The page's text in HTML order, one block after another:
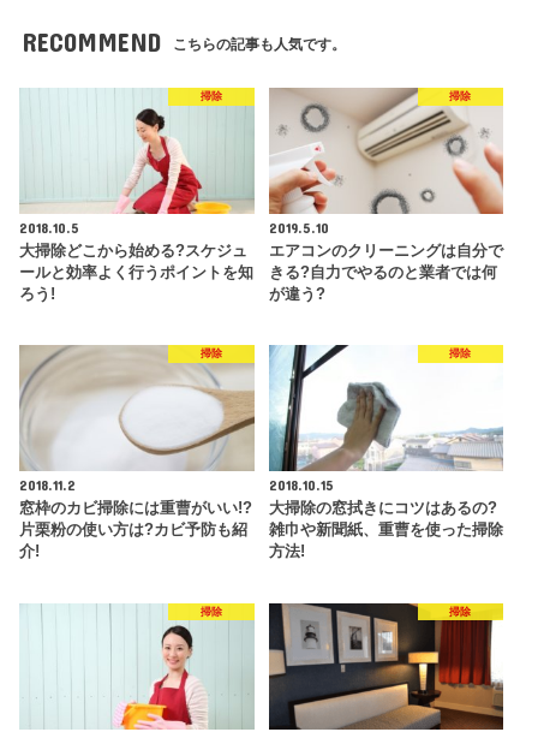
RECOMMEND こちらの記事も人気です。
掃除
2018.10.5
大掃除どこから始める?スケジュ
ールと効率よく行うポイントを知
ろう!
掃除
2019.5.10
エアコンのクリーニングは自分で
きる?自力でやるのと業者では何
が違う?
掃除
2018.11.2
窓枠のカビ掃除には重曹がいい!?
片栗粉の使い方は?カビ予防も紹
介!
掃除
2018.10.15
大掃除の窓拭きにコツはあるの?
雑巾や新聞紙、重曹を使った掃除
方法!
掃除 掃除